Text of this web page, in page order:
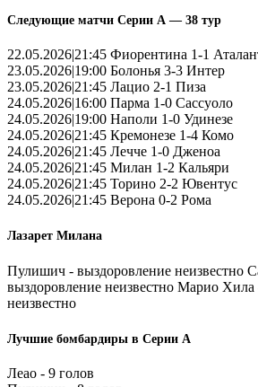
Следующие матчи Серии А — 38 тур
22.05.2026|21:45 Фиорентина 1-1
23.05.2026|19:00 Болонья 3-3 Интер
23.05.2026|21:45 Лацио 2-1 Пиза
24.05.2026|16:00 Парма 1-0 Сассуоло
24.05.2026|19:00 Наполи 1-0 Удинезе
24.05.2026|21:45 Кремонезе 1-4 Комо
24.05.2026|21:45 Лечче 1-0 Дженоа
24.05.2026|21:45 Милан 1-2 Кальяри
24.05.2026|21:45 Торино 2-2 Ювентус
24.05.2026|21:45 Верона 0-2 Рома
Лазарет Милана
Пулишич - выздоровление неизвестно
выздоровление неизвестно Марио Хила
неизвестно
Лучшие бомбардиры в Серии А
Леао - 9 голов